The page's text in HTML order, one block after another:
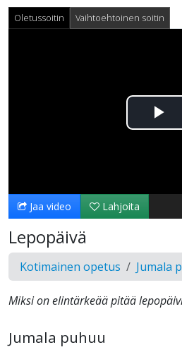
Oletussoitin Vaihtoehtoinen soitin
Jaa video Lahjoita
Lepopäivä
Kotimainen opetus Jumala
Miksi on elintärkeää pitää
Jumala puhuu